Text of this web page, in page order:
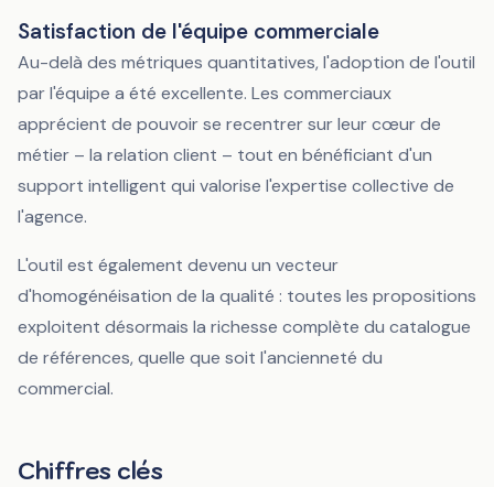
Satisfaction de l'équipe commerciale
Au-delà des métriques quantitatives, l'adoption de l'outil
par l'équipe a été excellente. Les commerciaux
apprécient de pouvoir se recentrer sur leur cœur de
métier – la relation client – tout en bénéficiant d'un
support intelligent qui valorise l'expertise collective de
l'agence.
L'outil est également devenu un vecteur
d'homogénéisation de la qualité : toutes les propositions
exploitent désormais la richesse complète du catalogue
de références, quelle que soit l'ancienneté du
commercial.
Chiffres clés